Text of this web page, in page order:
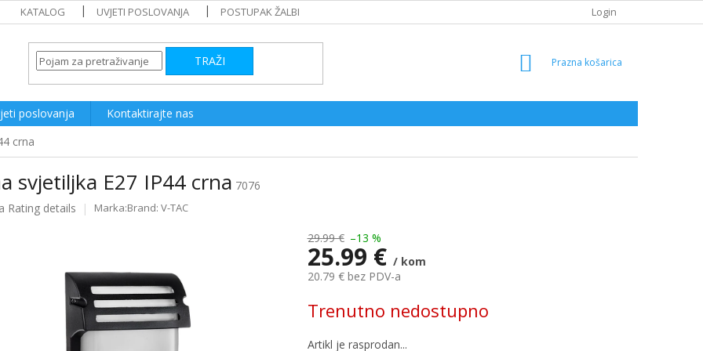
KATALOG UVJETI POSLOVANJA POSTUPAK ŽALBI Login
TRAŽI
SHOPPING
poslovanja
Kontaktirajte nas
crna
svjetiljka E27 IP44 crna 7076
Rating details Brand: V-TAC
29.99 € –13 %
25.99 € / kom
20.79 € bez PDV-a
price:
Trenutno nedostupno